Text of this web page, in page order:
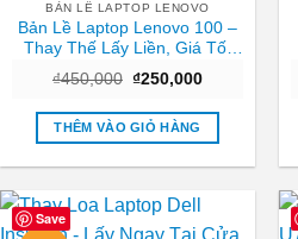
BẢN LỀ LAPTOP LENOVO
Bản Lề Laptop Lenovo 100 –
Thay Thế Lấy Liền, Giá Tốt
₫450,000 Giá
là:
₫450,000.
₫250,000Giá
tại
₫250,000.
THÊM VÀO GIỎ HÀNG
Save